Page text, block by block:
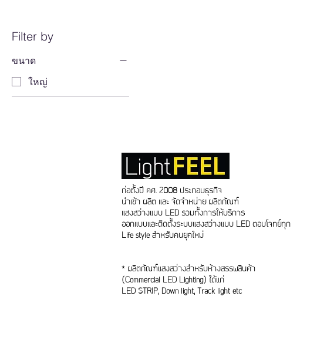
Filter by
ขนาด
ใหญ่
ก่อตั้งปี คศ. 2008 ประกอบธุรกิจ
นำเข้า ผลิต และ จัดจำหน่าย ผลิตภัณฑ์
แสงสว่างแบบ LED รวมทั้งการให้บริการ
ออกแบบและติดตั้งระบบแสงสว่างแบบ LED ตอบโจทย์ทุก
Life style สำหรับคนยุคใหม่
* ผลิตภัณฑ์แสงสว่างสำหรับห้างสรรพสินค้า
(Commercial LED Lighting) ได้แก่
LED STRIP, Down light, Track light etc